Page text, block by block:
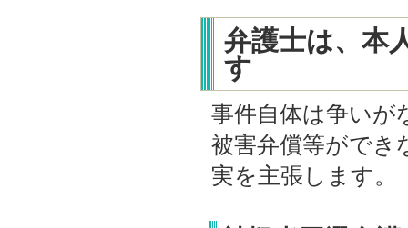
弁護士は、本
す
事件自体は争いが
被害弁償等ができ
実を主張します。